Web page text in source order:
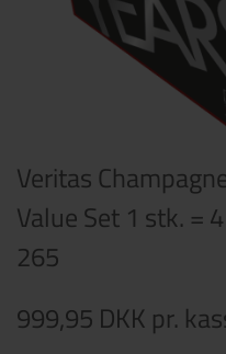
Veritas
Value Set 1 stk. =
265
999,95 DKK pr.